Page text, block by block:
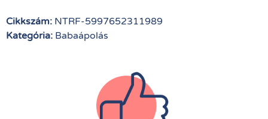
Cikkszám: NTRF-5997652311989
Kategória: Babaápolás